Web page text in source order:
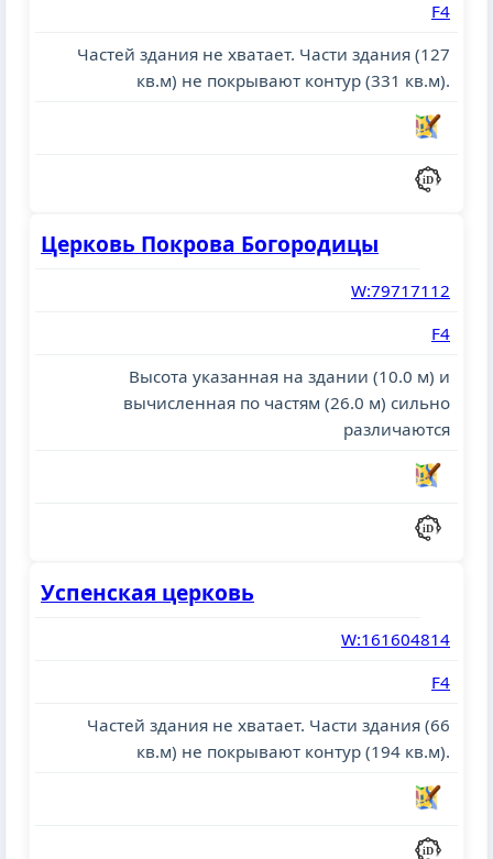
F4
Частей здания не хватает. Части здания (127
кв.м) не покрывают контур (331 кв.м).
Церковь Покрова Богородицы
W:79717112
F4
Высота указанная на здании (10.0 м) и
вычисленная по частям (26.0 м) сильно
различаются
Успенская церковь
W:161604814
F4
Частей здания не хватает. Части здания (66
кв.м) не покрывают контур (194 кв.м).